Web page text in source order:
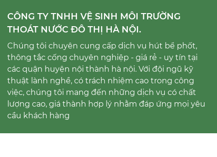
CÔNG TY TNHH VỆ SINH MÔI TRƯỜNG
THOÁT NƯỚC ĐÔ THỊ HÀ NỘI.
Chúng tôi chuyên cung cấp dịch vụ hút bể phốt,
thông tắc cống chuyên nghiệp - giá rẻ - uy tín tại
các quận huyện nội thành hà nội. Với đội ngũ kỹ
thuật lành nghề, có trách nhiệm cao trong công
việc, chúng tôi mang đến những dịch vụ có chất
lượng cao, giá thành hợp lý nhằm đáp ứng mọi yêu
cầu khách hàng